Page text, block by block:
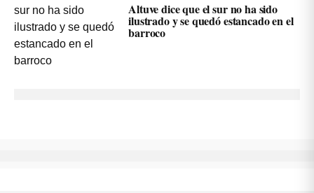
Altuve dice que el sur no ha sido
ilustrado y se quedó estancado en el
barroco